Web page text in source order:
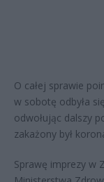
O całej sprawie
w sobotę odbyła
odwołując dalszy
zakażony był
Sprawę imprezy w